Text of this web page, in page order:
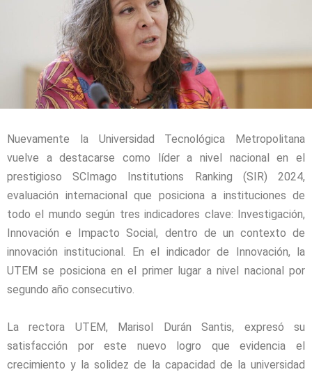
Nuevamente la Universidad Tecnológica Metropolitana
vuelve a destacarse como líder a nivel nacional en el
prestigioso SCImago Institutions Ranking (SIR) 2024,
evaluación internacional que posiciona a instituciones de
todo el mundo según tres indicadores clave: Investigación,
Innovación e Impacto Social, dentro de un contexto de
innovación institucional. En el indicador de Innovación, la
UTEM se posiciona en el primer lugar a nivel nacional por
segundo año consecutivo.
La rectora UTEM, Marisol Durán Santis, expresó su
satisfacción por este nuevo logro que evidencia el
crecimiento y la solidez de la capacidad de la universidad